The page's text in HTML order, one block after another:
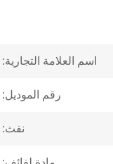
اسم العلامة التجارية:
رقم الموديل:
نفث: